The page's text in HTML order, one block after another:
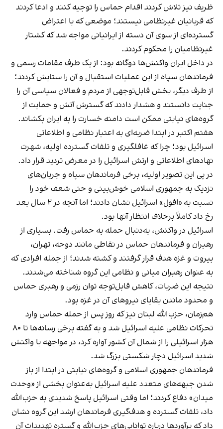
ظریف نیز تلاش کردند اقدام حماس را توجیه کنند و ادعا کردند
که قربانیان غیرنظامی نیستند؛ موضعی که با اعتراض
گسترده‌ای از سوی آن دسته از ایرانیانی مواجه شد که کشتار
غیرنظامیان را محکوم کردند.
در داخل ایران واکنش‌ها دوگانه بود: از یک طرف مقامات رسمی و
فرماندهان سپاه از این عملیات استقبال و آن را ستایش کردند؛
از طرف دیگر، بخش قابل‌توجهی از مردم و فعالان سیاسی آن را
جنایت دانستند و هشدار دادند که گسترش آتش و حمایت از
گروه‌های نیابتی ممکن است دامنه خسارت را به ایران بکشاند.
هفتم اکتبر در ابتدا ضربه‌ای به اعتبار نظامی و اطلاعاتی
اسرائیل بود؛ چرا که غافلگیری و تلفات گسترده اولیه، شهرت
نهادهای اطلاعاتی و ارتش اسرائیل را در معرض تردید قرار داد.
در پی این تصویر اولیه، برخی فرماندهان سپاه و جریان‌های
نزدیک به جمهوری اسلامی خوش‌بینی و حتی شعف خود را
نسبت به «افول» اسرائیل نشان دادند؛ اما آنچه در ۲ سال بعد
رخ داد کاملاً برخلاف انتظار آنها بود.
اسرائیل در واکنش، به‌دنبال حمله به حماس رفت. بسیاری از
رهبران و فرماندهان حماس در نقاطی مانند دوحه، تهران،
بیروت و غزه هدف قرار گرفتند و کشته شدند؛ از جمله افرادی که
به عنوان رهبران میانی و نظامی این گروه شناخته می‌شدند.
نتیجه این ضربات، کاهش قابل‌توجه توان رزمی و رهبری حماس
و محدود ماندن بقایای نیروهای آن در غزه بود.
هم‌زمان، حزب‌الله لبنان نیز که روز پس از حمله حماس وارد
تحرکات نظامی علیه اسرائیل شد و به گفته برخی رسانه‌ها تا ۸۰
هزار اسرائیلی را از شمال آن کشور آواره کرد، در مواجهه با واکنش
شدید اسرائیل دچار شکستی بزرگ شد.
فرماندهان جمهوری اسلامی و گروه‌های نیابتی در ابتدا از باز
شدن جبهه‌های متعدد علیه اسرائیل به‌عنوان بخشی از «وحدت
میدان» دفاع کردند؛ اما وقتی اسرائیل پاسخ شدیدی به حزب‌الله
داد، تلفات گسترده و هدف‌گیری فرماندهان ارشد این گروه نشان
داد که برآوردها درباره توانایی‌های حزب‌الله و گستره تهدیدات آن